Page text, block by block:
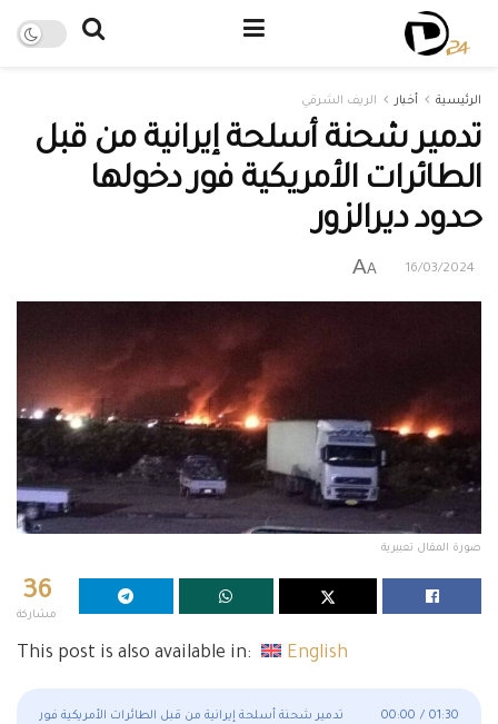
الرئيسية أخبار الريف الشرقي
تدمير شحنة أسلحة إيرانية من قبل
الطائرات الأمريكية فور دخولها
حدود ديرالزور
16/03/2024
A
A
صورة المقال تعبيرية
36
مشاركة
This post is also available in: English
تدمير شحنة أسلحة إيرانية من قبل الطائرات الأمريكية فور 00:00 / 01:30